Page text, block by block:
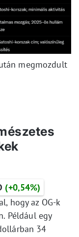
megmozdult
(+0,54%)
hogy az OG-k
Például egy
34